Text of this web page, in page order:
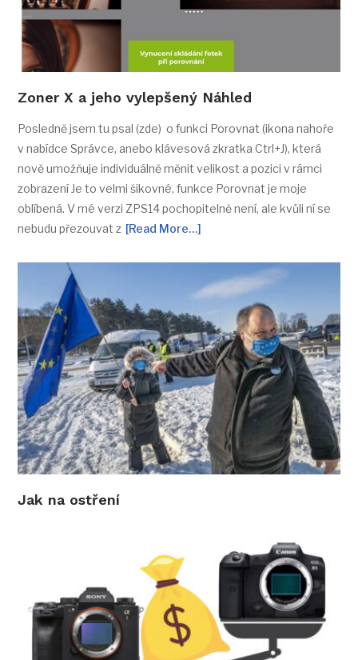
Zoner X a jeho vylepšený Náhled
Posledně jsem tu psal (zde) o funkci Porovnat (ikona nahoře
v nabídce Správce, anebo klávesová zkratka Ctrl+J), která
nově umožňuje individuálně měnit velikost a pozici v rámci
zobrazení Je to velmi šikovné, funkce Porovnat je moje
oblíbená. V mé verzi ZPS14 pochopitelně není, ale kvůli ní se
nebudu přezouvat z [Read More…]
Jak na ostření